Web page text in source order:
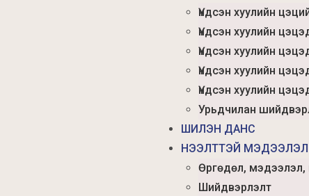
Үндсэн хуулийн
Үндсэн хуулийн
Үндсэн хуулийн
Үндсэн хуулийн
Үндсэн хуулийн
Урьдчилан
ШИЛЭН ДАНС
НЭЭЛТТЭЙ МЭДЭЭЛЭЛ
Өргөдөл, мэдээлэл,
Шийдвэрлэлт